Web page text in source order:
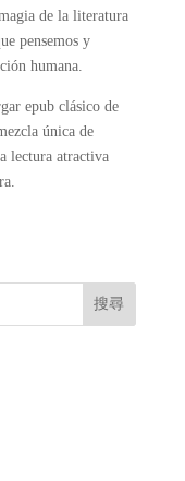
de la literatura
pensemos y
humana.
epub clásico de
única de
lectura atractiva
搜尋